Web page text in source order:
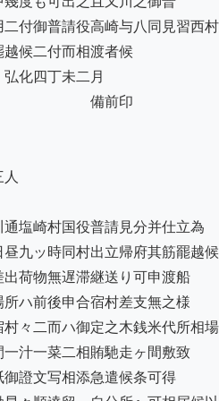
御普請役高崎与八同見習西村
二付而相渡者候
未二月
印
塩崎村国役普請見分并仕立為
昼九ッ時同村出立帰府其筋罷越
出荷物無遅滞継送り可申渡船
所ハ前後申合宿村差支無之様
村々二而ハ御定之木銭米代所相場
一汁一菜二相賄馳走ヶ間敷致
御證文写相添急遣候条可得